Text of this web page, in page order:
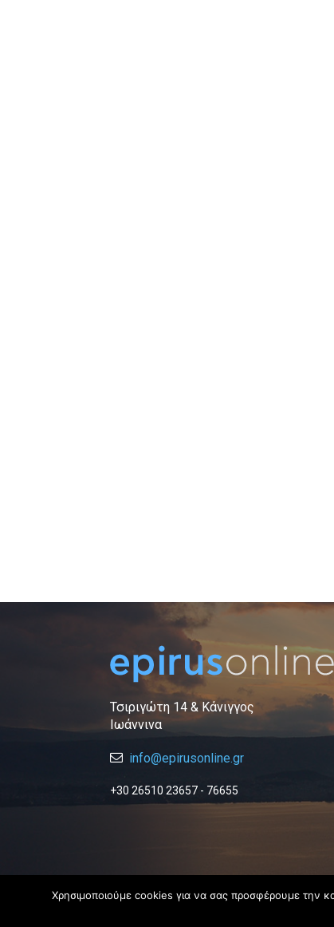
Τσιριγώτη 14 & Κάνιγγος
Ιωάννινα
info@epirusonline.gr
+30 26510 23657 - 76655
Χρησιμοποιούμε cookies για να σας προσφέρουμε την